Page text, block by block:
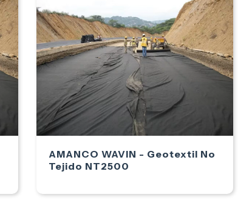
AMANCO WAVIN - Geotextil No
Tejido NT2500